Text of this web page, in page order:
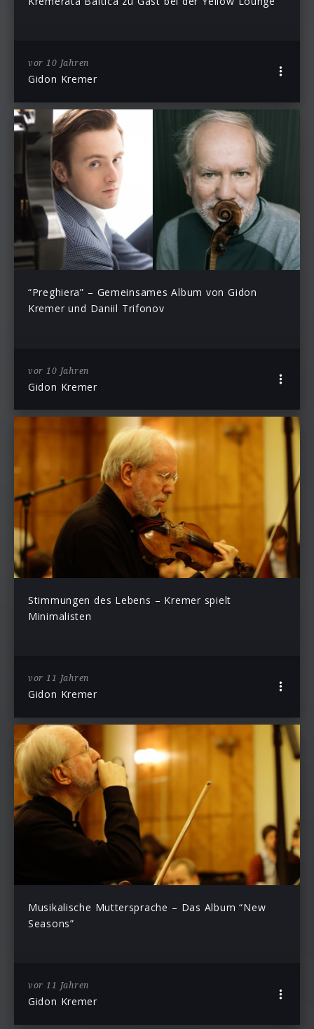
vor 10 Jahren
Gidon Kremer
“Preghiera” – Gemeinsames Album von Gidon
Kremer und Daniil Trifonov
vor 10 Jahren
Gidon Kremer
Stimmungen des Lebens – Kremer spielt
Minimalisten
vor 11 Jahren
Gidon Kremer
Musikalische Muttersprache – Das Album “New
Seasons”
vor 11 Jahren
Gidon Kremer